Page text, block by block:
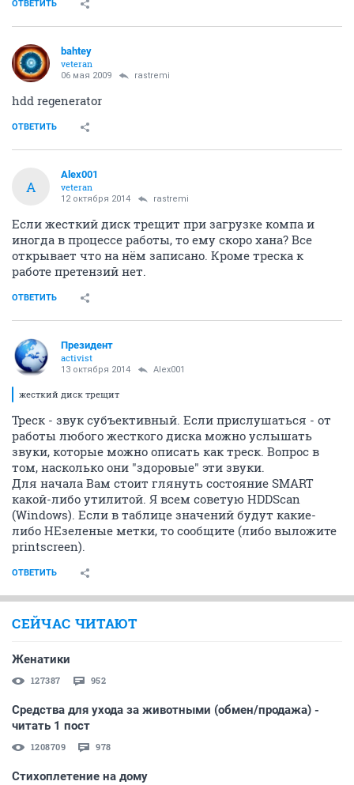
ОТВЕТИТЬ
bahtey
veteran
06 мая 2009 rastremi
hdd regenerator
ОТВЕТИТЬ
A
Alex001
veteran
12 октября 2014 rastremi
Если жесткий диск трещит при загрузке компа и
иногда в процессе работы, то ему скоро хана? Все
открывает что на нём записано. Кроме треска к
работе претензий нет.
ОТВЕТИТЬ
Президент
activist
13 октября 2014 Alex001
жесткий диск трещит
Треск - звук субъективный. Если прислушаться - от
работы любого жесткого диска можно услышать
звуки, которые можно описать как треск. Вопрос в
том, насколько они "здоровые" эти звуки.
Для начала Вам стоит глянуть состояние SMART
какой-либо утилитой. Я всем советую HDDScan
(Windows). Если в таблице значений будут какие-
либо НЕзеленые метки, то сообщите (либо выложите
printscreen).
ОТВЕТИТЬ
СЕЙЧАС ЧИТАЮТ
Женатики
127387 952
Средства для ухода за животными (обмен/продажа) -
читать 1 пост
1208709 978
Стихоплетение на дому